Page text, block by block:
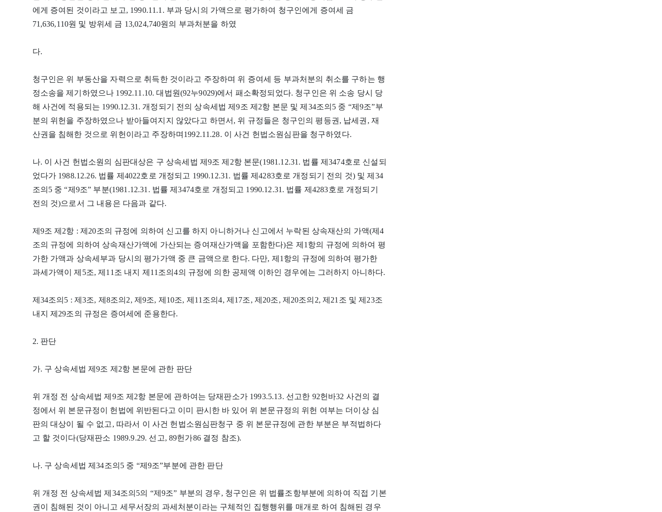
에게 증여된 것이라고 보고, 1990.11.1. 부과 당시의 가액으로 평가하여 청구인에게 증여세 금
71,636,110원 및 방위세 금 13,024,740원의 부과처분을 하였
다.
청구인은 위 부동산을 자력으로 취득한 것이라고 주장하며 위 증여세 등 부과처분의 취소를 구하는 행
정소송을 제기하였으나 1992.11.10. 대법원(92누9029)에서 패소확정되었다. 청구인은 위 소송 당시 당
해 사건에 적용되는 1990.12.31. 개정되기 전의 상속세법 제9조 제2항 본문 및 제34조의5 중 “제9조”부
분의 위헌을 주장하였으나 받아들여지지 않았다고 하면서, 위 규정들은 청구인의 평등권, 납세권, 재
산권을 침해한 것으로 위헌이라고 주장하며1992.11.28. 이 사건 헌법소원심판을 청구하였다.
나. 이 사건 헌법소원의 심판대상은 구 상속세법 제9조 제2항 본문(1981.12.31. 법률 제3474호로 신설되
었다가 1988.12.26. 법률 제4022호로 개정되고 1990.12.31. 법률 제4283호로 개정되기 전의 것) 및 제34
조의5 중 “제9조” 부분(1981.12.31. 법률 제3474호로 개정되고 1990.12.31. 법률 제4283호로 개정되기
전의 것)으로서 그 내용은 다음과 같다.
제9조 제2항 : 제20조의 규정에 의하여 신고를 하지 아니하거나 신고에서 누락된 상속재산의 가액(제4
조의 규정에 의하여 상속재산가액에 가산되는 증여재산가액을 포함한다)은 제1항의 규정에 의하여 평
가한 가액과 상속세부과 당시의 평가가액 중 큰 금액으로 한다. 다만, 제1항의 규정에 의하여 평가한
과세가액이 제5조, 제11조 내지 제11조의4의 규정에 의한 공제액 이하인 경우에는 그러하지 아니하다.
제34조의5 : 제3조, 제8조의2, 제9조, 제10조, 제11조의4, 제17조, 제20조, 제20조의2, 제21조 및 제23조
내지 제29조의 규정은 증여세에 준용한다.
2. 판단
가. 구 상속세법 제9조 제2항 본문에 관한 판단
위 개정 전 상속세법 제9조 제2항 본문에 관하여는 당재판소가 1993.5.13. 선고한 92헌바32 사건의 결
정에서 위 본문규정이 헌법에 위반된다고 이미 판시한 바 있어 위 본문규정의 위헌 여부는 더이상 심
판의 대상이 될 수 없고, 따라서 이 사건 헌법소원심판청구 중 위 본문규정에 관한 부분은 부적법하다
고 할 것이다(당재판소 1989.9.29. 선고, 89헌가86 결정 참조).
나. 구 상속세법 제34조의5 중 “제9조”부분에 관한 판단
위 개정 전 상속세법 제34조의5의 “제9조” 부분의 경우, 청구인은 위 법률조항부분에 의하여 직접 기본
권이 침해된 것이 아니고 세무서장의 과세처분이라는 구체적인 집행행위를 매개로 하여 침해된 경우